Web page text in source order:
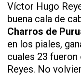
Víctor Hugo
buena cala de
Charros de
en los piales,
cuales 23
Reyes. No